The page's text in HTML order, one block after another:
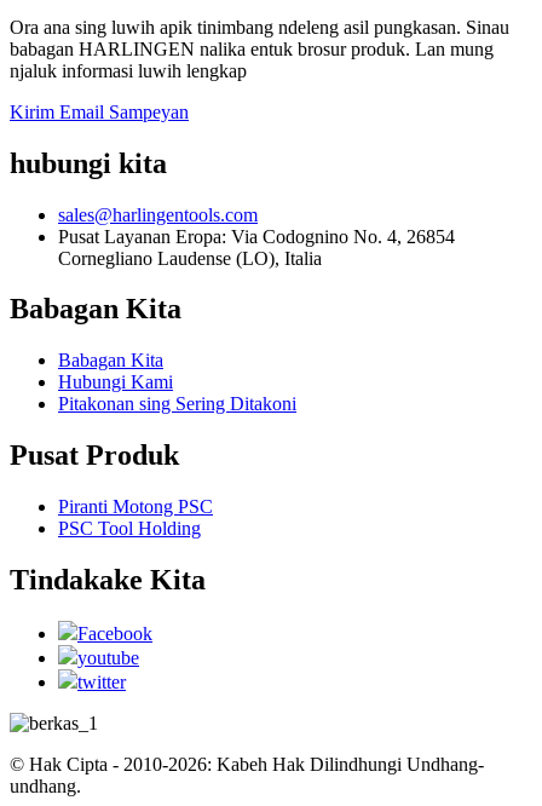
Ora ana sing luwih apik tinimbang ndeleng asil pungkasan. Sinau
babagan HARLINGEN nalika entuk brosur produk. Lan mung
njaluk informasi luwih lengkap
Kirim Email Sampeyan
hubungi kita
sales@harlingentools.com
Pusat Layanan Eropa: Via Codognino No. 4, 26854
Cornegliano Laudense (LO), Italia
Babagan Kita
Babagan Kita
Hubungi Kami
Pitakonan sing Sering Ditakoni
Pusat Produk
Piranti Motong PSC
PSC Tool Holding
Tindakake Kita
Facebook
youtube
twitter
© Hak Cipta - 2010-2026: Kabeh Hak Dilindhungi Undhang-
undhang.